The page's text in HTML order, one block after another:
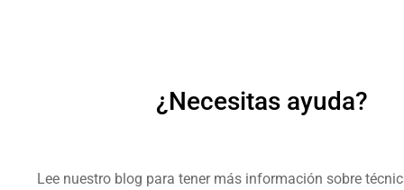
¿Necesitas ayuda?
Lee nuestro blog para tener más información sobre